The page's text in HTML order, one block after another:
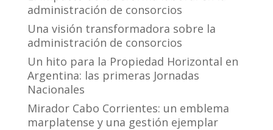
administración de consorcios
Una visión transformadora sobre la
administración de consorcios
Un hito para la Propiedad Horizontal en
Argentina: las primeras Jornadas
Nacionales
Mirador Cabo Corrientes: un emblema
marplatense y una gestión ejemplar